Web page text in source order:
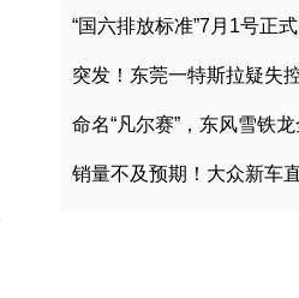
突发！东莞一特斯拉疑失
命名“凡尔赛”，东风雪铁
销量不及预期！大众新车